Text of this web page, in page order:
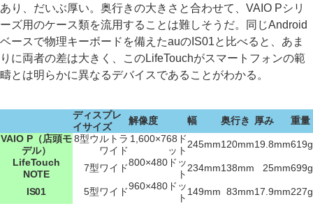
あり、だいぶ厚い。奥行きの大きさと合わせて、VAIO Pシリ
ーズ用のケース類を流用することは難しそうだ。同じAndroid
ベースで物理キーボードを備えたauのIS01と比べると、あま
りに両者の差は大きく、このLifeTouchがスマートフォンの範
疇とは明らかに異なるデバイスであることがわかる。
ディスプレ
イサイズ
解像度 幅 奥行き 厚み
重量
VAIO P（店頭モ
デル）
8型ウルトラ
ワイド
1,600×768ド
ット
245mm120mm19.8mm619g
LifeTouch
NOTE
7型ワイド800×480ドッ
ト
234mm138mm 25mm699g
IS01 5型ワイド960×480ドッ
ト
149mm 83mm17.9mm227g